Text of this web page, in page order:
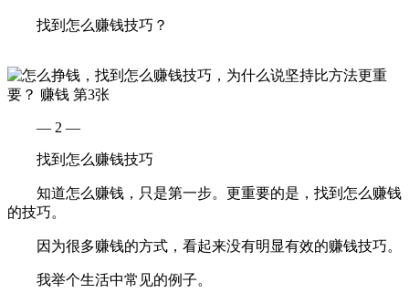
找到怎么赚钱技巧？
— 2 —
找到怎么赚钱技巧
知道怎么赚钱，只是第一步。更重要的是，找到怎么赚钱
的技巧。
因为很多赚钱的方式，看起来没有明显有效的赚钱技巧。
我举个生活中常见的例子。